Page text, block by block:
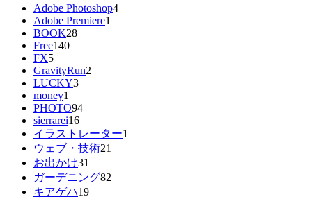
Adobe Photoshop4
Adobe Premiere1
BOOK28
Free140
FX5
GravityRun2
LUCKY3
money1
PHOTO94
sierrarei16
イラストレーター1
ウェブ・技術21
お出かけ31
ガーデニング82
キアゲハ19